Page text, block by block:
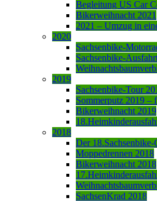
Begleitung US Car
Bikerweihnacht 2021
2021 – Umzug in
2020
Sachsenbike-
Sachsenbike-
2019
Sachsenbike-Tour
Sommerputz 2019 –
Bikerweihnacht 2019
2018
Der 18.Sachsenbike-
Moppedrennen 2018
Bikerweihnacht 2018
SachsenKrad 2018